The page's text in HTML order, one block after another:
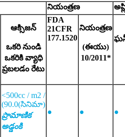
నియంత్రణ
ఆక్సిజన్
ఒకరి నుండి
ఒకరికి వ్యాధి
ప్రబలడంరేటు
FDA
21CFR
177.1520
నియంత్రణ
(ఈయు)
10/2011*
<500cc / m2 /
(90.0(సినిమా)
ప్రామాణిక
అడ్డంకి
● ● ●